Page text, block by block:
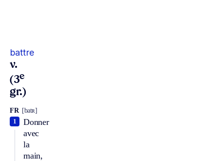
battre
v.
(3e
gr.)
FR [batʀ]
Donner
avec
la
main,
1